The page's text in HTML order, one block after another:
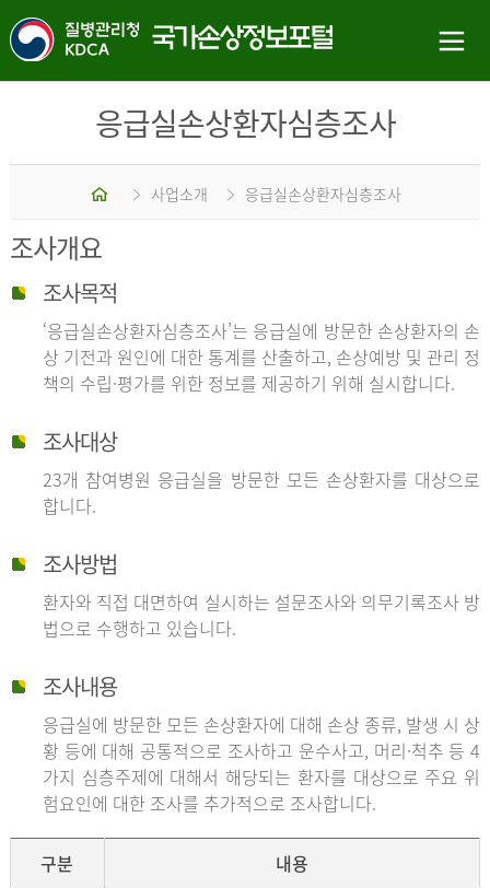
응급실손상환자심층조사
홈 사업소개 응급실손상환자심층조사
조사개요
조사목적
‘응급실손상환자심층조사’는 응급실에 방문한 손상환자의 손
상 기전과 원인에 대한 통계를 산출하고, 손상예방 및 관리 정
책의 수립·평가를 위한 정보를 제공하기 위해 실시합니다.
조사대상
23개 참여병원 응급실을 방문한 모든 손상환자를 대상으로
합니다.
조사방법
환자와 직접 대면하여 실시하는 설문조사와 의무기록조사 방
법으로 수행하고 있습니다.
조사내용
응급실에 방문한 모든 손상환자에 대해 손상 종류, 발생 시 상
황 등에 대해 공통적으로 조사하고 운수사고, 머리·척추 등 4
가지 심층주제에 대해서 해당되는 환자를 대상으로 주요 위
험요인에 대한 조사를 추가적으로 조사합니다.
구분 내용